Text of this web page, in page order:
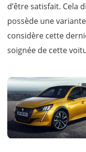
d’être satisfait. Cela
possède une
considère cette
soignée de cette